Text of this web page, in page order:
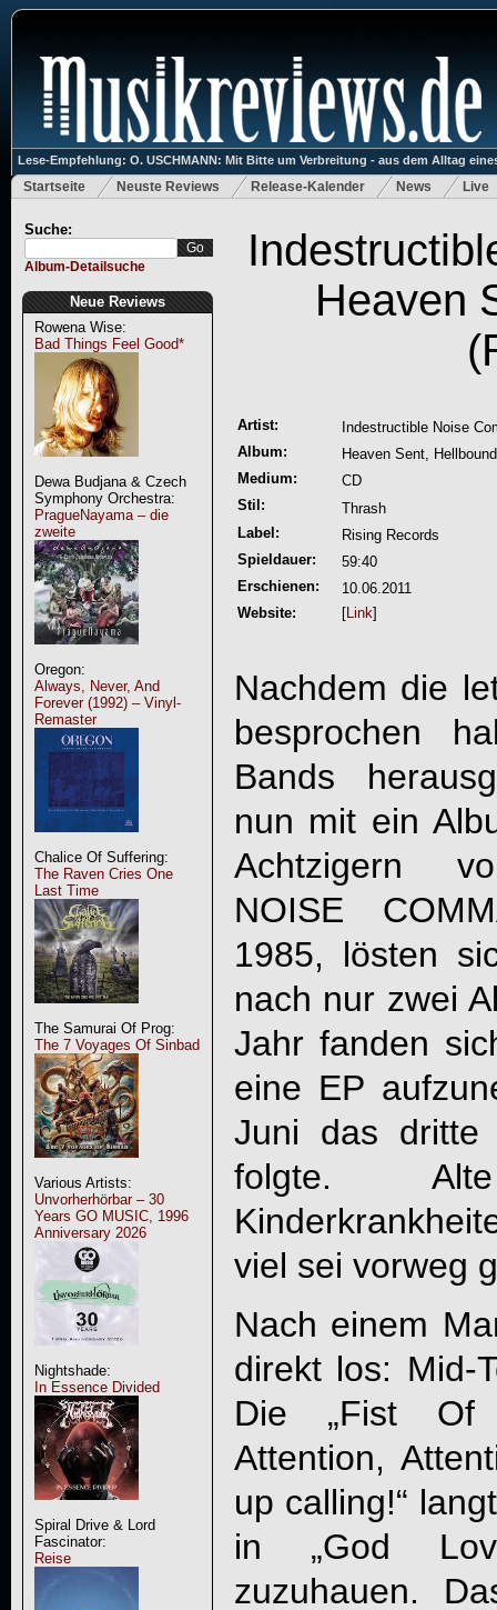
Lese-Empfehlung: O. USCHMANN: Mit Bitte um Verbreitung - aus dem Alltag
Startseite Neuste Reviews Release-Kalender News Live
Suche:
Album-Detailsuche
Neue Reviews
Rowena Wise:
Bad Things Feel Good*
Dewa Budjana & Czech
Symphony Orchestra:
PragueNayama – die
zweite
Oregon:
Always, Never, And
Forever (1992) – Vinyl-
Remaster
Chalice Of Suffering:
The Raven Cries One
Last Time
The Samurai Of Prog:
The 7 Voyages Of Sinbad
Various Artists:
Unvorherhörbar – 30
Years GO MUSIC, 1996
Anniversary 2026
Nightshade:
In Essence Divided
Spiral Drive & Lord
Fascinator:
Reise
Heaven
Artist:
Indestructible Noise
Album:
Heaven Sent, Hellbound
Medium:
CD
Stil:
Thrash
Label:
Rising Records
Spieldauer:
59:40
Erschienen:
10.06.2011
Website:
[Link]
Nachdem die
besprochen
Bands
nun mit ein
Achtzigern
NOISE
1985, lösten
nach nur zwei
Jahr fanden
eine EP
Juni das dritte
folgte.
viel sei vorweg
Nach einem
direkt los: Mid-
Die „Fist Of
Attention,
up calling!“
in „God
zuzuhauen.